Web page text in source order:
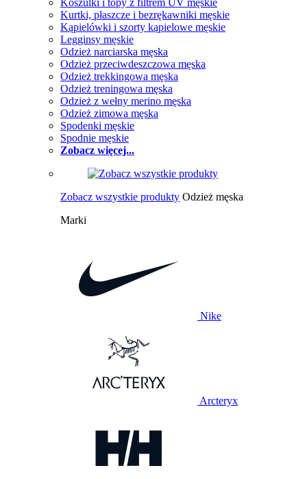
Koszulki i topy z filtrem UV męskie
Kurtki, płaszcze i bezrękawniki męskie
Kąpielówki i szorty kąpielowe męskie
Legginsy męskie
Odzież narciarska męska
Odzież przeciwdeszczowa męska
Odzież trekkingowa męska
Odzież treningowa męska
Odzież z wełny merino męska
Odzież zimowa męska
Spodenki męskie
Spodnie męskie
Zobacz więcej...
Zobacz wszystkie produkty Odzież męska
Marki
Nike
Arcteryx